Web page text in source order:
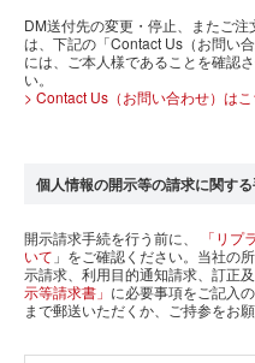
DM送付先の変更・停止、またご
は、下記の「Contact Us（お問い
には、ご本人様であることを確認
い。
> Contact Us（お問い合わせ）はこ
個人情報の開示等の請求に関す
開示請求手続を行う前に、
「リ
いて 」をご確認ください。当社の
示請求、利用目的通知請求、訂正
示等請求書」 に必要事項をご記入
まで郵送いただくか、ご持参をお願